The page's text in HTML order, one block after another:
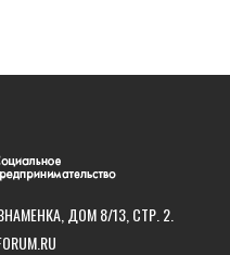
ДОМ 8/13, СТР. 2.